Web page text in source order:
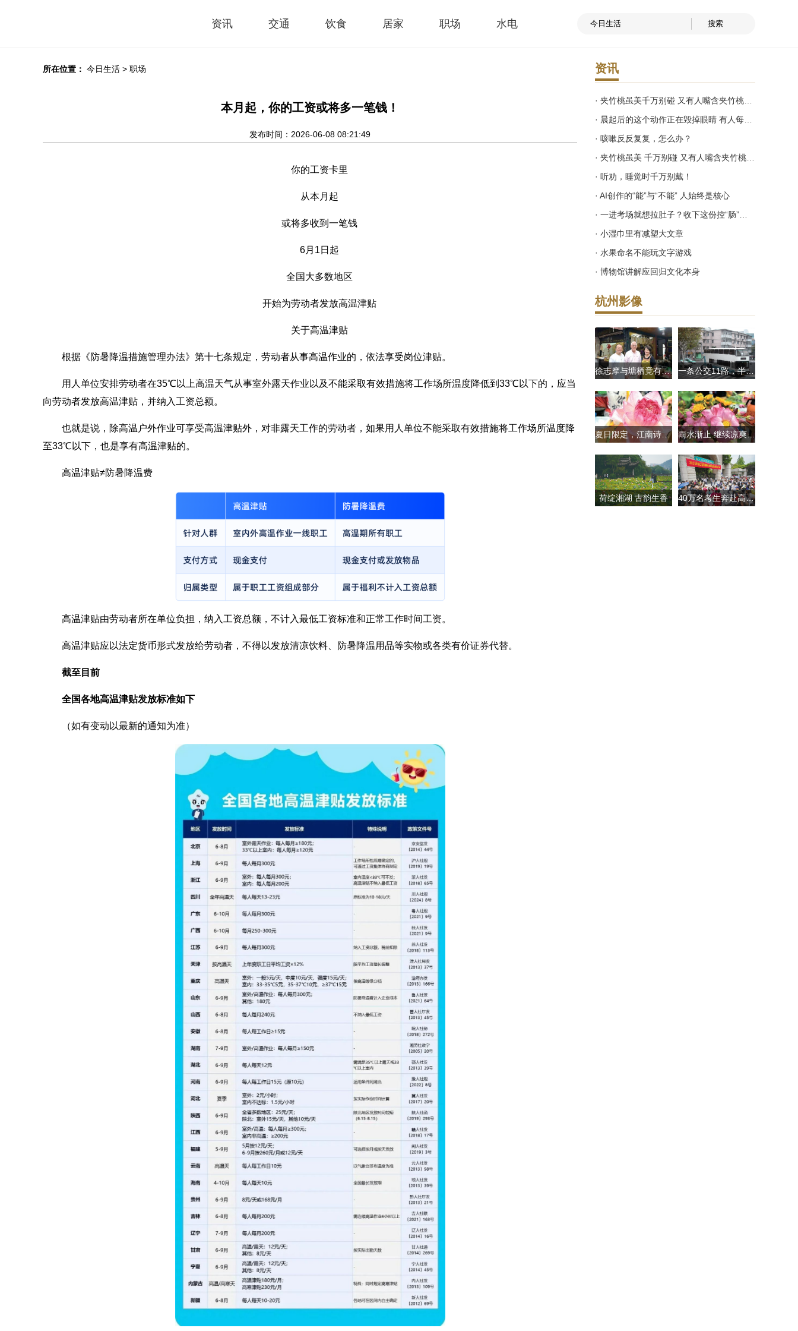
资讯 交通 饮食 居家 职场 水电
所在位置： 今日生活 > 职场
本月起，你的工资或将多一笔钱！
发布时间：2026-06-08 08:21:49
你的工资卡里
从本月起
或将多收到一笔钱
6月1日起
全国大多数地区
开始为劳动者发放高温津贴
关于高温津贴
根据《防暑降温措施管理办法》第十七条规定，劳动者从事高温作业的，依法享受岗位津贴。
用人单位安排劳动者在35℃以上高温天气从事室外露天作业以及不能采取有效措施将工作场所温度降低到33℃以下的，应当
向劳动者发放高温津贴，并纳入工资总额。
也就是说，除高温户外作业可享受高温津贴外，对非露天工作的劳动者，如果用人单位不能采取有效措施将工作场所温度降
至33℃以下，也是享有高温津贴的。
高温津贴≠防暑降温费
高温津贴由劳动者所在单位负担，纳入工资总额，不计入最低工资标准和正常工作时间工资。
高温津贴应以法定货币形式发放给劳动者，不得以发放清凉饮料、防暑降温用品等实物或各类有价证券代替。
截至目前
全国各地高温津贴发放标准如下
（如有变动以最新的通知为准）
资讯
· 咳嗽反反复复，怎么办？
· 听劝，睡觉时千万别戴！
· AI创作的“能”与“不能” 人始终是核心
· 小湿巾里有减塑大文章
· 水果命名不能玩文字游戏
· 博物馆讲解应回归文化本身
杭州影像
徐志摩与塘栖竟有这段渊源 一条公交11路，半部杭州城市发展史 今年这条公交线70岁了！
夏日限定，江南诗意 大马弄荷花早市开张 雨水渐止 继续凉爽 杭州今天早晚有些冷 出门带件薄外套
荷绽湘湖 古韵生香 40万名考生奔赴高考考场 送考护考处处暖人心 愿考生们“忙有所获，种有所得”